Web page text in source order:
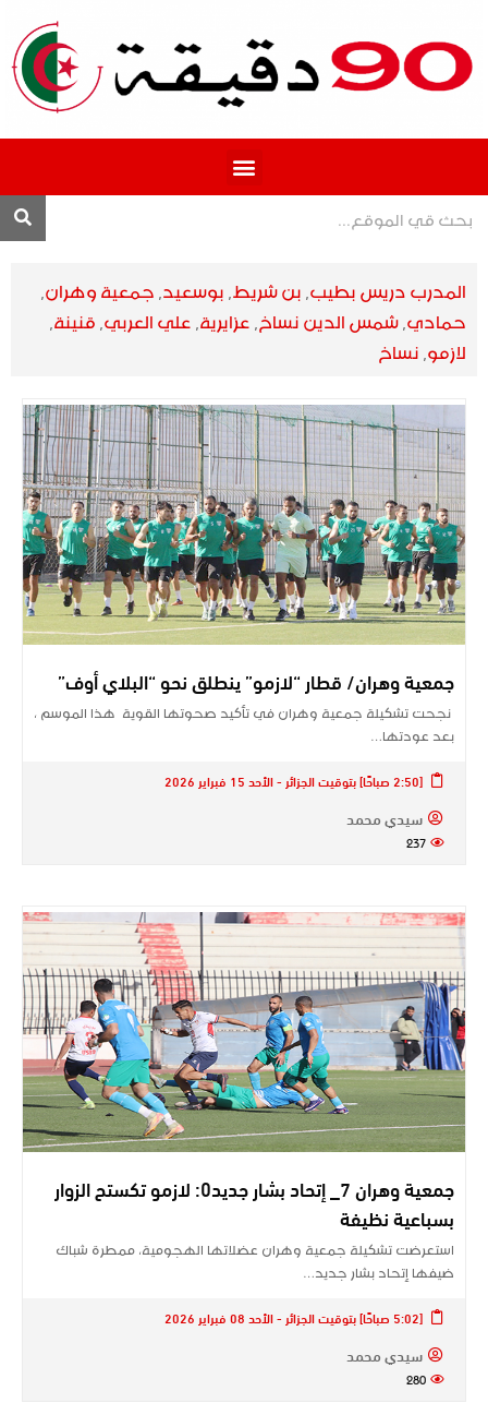
المدرب دريس بطيب بن شريط بوسعيد جمعية وهران
حمادي شمس الدين نساخ عزايرية علي العربي قنينة
لازمو نساخ
جمعية وهران/ قطار “لازمو” ينطلق نحو “البلاي أوف”
نجحت تشكيلة جمعية وهران في تأكيد صحوتها القوية هذا الموسم ،
بعد عودتها…
[2:50 صباحًا] بتوقيت الجزائر - الأحد 15 فبراير 2026
سيدي محمد
237
جمعية وهران 7_ إتحاد بشار جديد0: لازمو تكستح الزوار
بسباعية نظيفة
استعرضت تشكيلة جمعية وهران عضلاتها الهجومية، ممطرة شباك
ضيفها إتحاد بشار جديد…
[5:02 صباحًا] بتوقيت الجزائر - الأحد 08 فبراير 2026
سيدي محمد
280